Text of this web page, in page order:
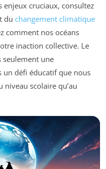
enjeux cruciaux, consultez
du changement climatique
comment nos océans
inaction collective. Le
seulement une
défi éducatif que nous
scolaire qu’au